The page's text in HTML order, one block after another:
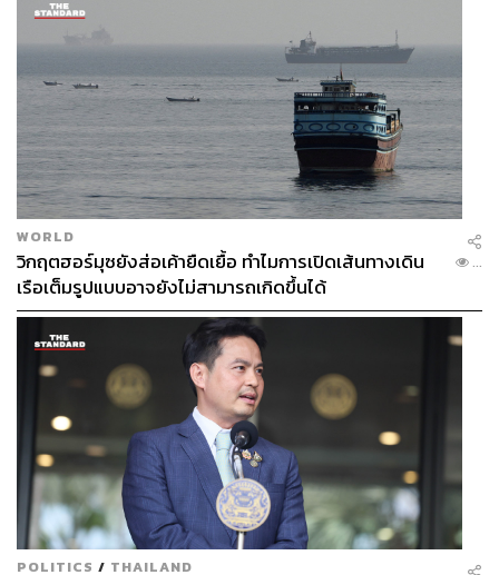
WORLD
วิกฤตฮอร์มุซยังส่อเค้ายืดเยื้อ ทำไมการเปิดเส้นทางเดิน
เรือเต็มรูปแบบอาจยังไม่สามารถเกิดขึ้นได้
...
POLITICS / THAILAND